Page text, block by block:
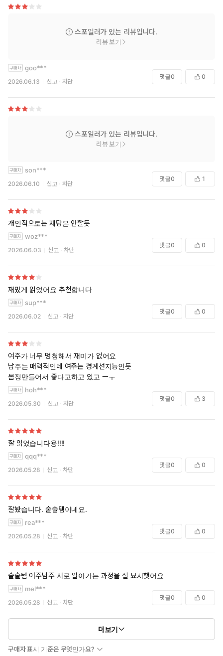
스포일러가 있는 리뷰입니다.
리뷰 보기
goo***
2026.06.13 신고 차단
댓글0 0
스포일러가 있는 리뷰입니다.
리뷰 보기
son***
2026.06.10 신고 차단
댓글0 1
개인적으로는 재탕은 안할듯
woz***
2026.06.03 신고 차단
댓글0 0
재밌게 읽었어요 추천합니다
sup***
2026.06.02 신고 차단
댓글0 0
여주가 너무 멍청해서 재미가 없어요
남주는 매력적인데 여주는 경계선지능인듯
몸정만들어서 좋다고하고 있고 ㅡㅜ
hoh***
2026.05.30 신고 차단
댓글0 3
잘 읽었습니다용!!!!
qqq***
2026.05.28 신고 차단
댓글0 0
잘봤습니다. 술술템이네요.
rea***
2026.05.28 신고 차단
댓글0 0
술술템 여주남주 서로 알아가는 과정을 잘 묘사햇어요
mel***
2026.05.28 신고 차단
댓글0 0
더보기
구매자 표시 기준은 무엇인가요?